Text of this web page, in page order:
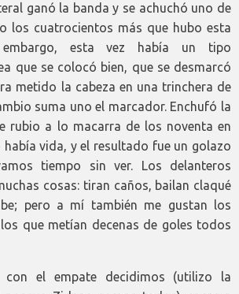
ganó la banda y se achuchó uno de
los cuatrocientos más que hubo esta
embargo, esta vez había un tipo
que se colocó bien, que se desmarcó
metido la cabeza en una trinchera de
suma uno el marcador. Enchufó la
rubio a lo macarra de los noventa en
vida, y el resultado fue un golazo
tiempo sin ver. Los delanteros
cosas: tiran caños, bailan claqué
pero a mí también me gustan los
que metían decenas de goles todos
con el empate decidimos (utilizo la